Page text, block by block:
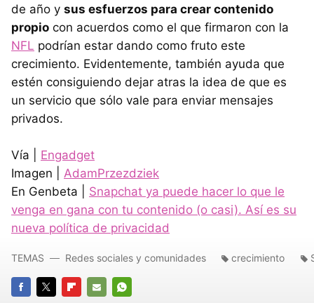
de año y sus esfuerzos para crear contenido
propio con acuerdos como el que firmaron con la
NFL podrían estar dando como fruto este
crecimiento. Evidentemente, también ayuda que
estén consiguiendo dejar atras la idea de que es
un servicio que sólo vale para enviar mensajes
privados.
Vía | Engadget
Imagen | AdamPrzezdziek
En Genbeta | Snapchat ya puede hacer lo que le
venga en gana con tu contenido (o casi). Así es su
nueva política de privacidad
TEMAS Redes sociales y comunidades crecimiento